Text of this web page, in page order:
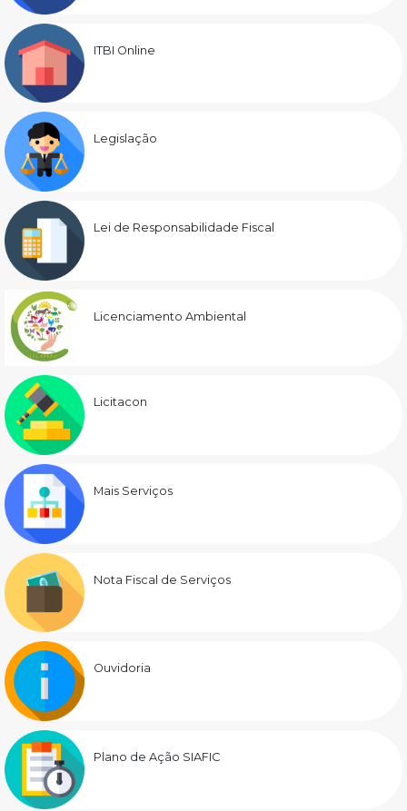
ITBI Online
Legislação
Lei de Responsabilidade Fiscal
Licenciamento Ambiental
Licitacon
Mais Serviços
Nota Fiscal de Serviços
Ouvidoria
Plano de Ação SIAFIC